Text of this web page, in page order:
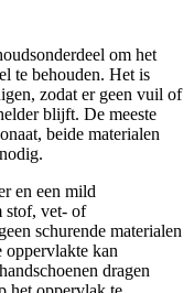
om het
te behouden. Het is
zodat er geen vuil of
blijft. De meeste
beide materialen
en een mild
stof, vet- of
schurende materialen
oppervlakte kan
dragen